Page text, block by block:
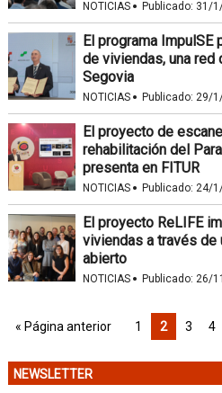
NOTICIAS Publicado: 31/
El programa ImpulSE
de viviendas, una red
Segovia
NOTICIAS · Publicado: 29/
El proyecto de
rehabilitación del
presenta en FITUR
NOTICIAS · Publicado: 24/
El proyecto ReLIFE
viviendas a través de
abierto
NOTICIAS · Publicado: 26/
« Página anterior 1 2 3 4
NEWSLETTER